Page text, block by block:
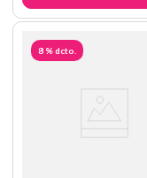
8 %dcto.